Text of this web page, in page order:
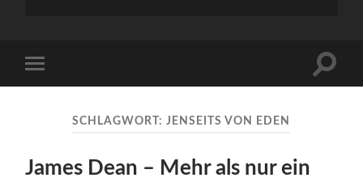
Menü
SCHLAGWORT:JENSEITS VON EDEN
James Dean – Mehr als nur ein